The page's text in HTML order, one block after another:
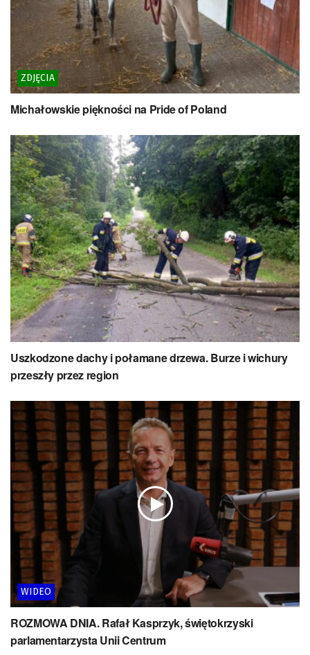
ZDJĘCIA
Michałowskie piękności na Pride of Poland
Uszkodzone dachy i połamane drzewa. Burze i wichury
przeszły przez region
WIDEO
ROZMOWA DNIA. Rafał Kasprzyk, świętokrzyski
parlamentarzysta Unii Centrum